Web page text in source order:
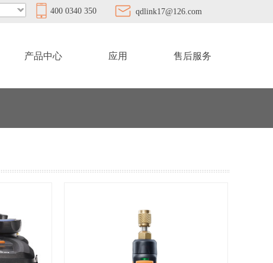
qdlink17@126.com
400 0340 350
产品中心 应用 售后服务